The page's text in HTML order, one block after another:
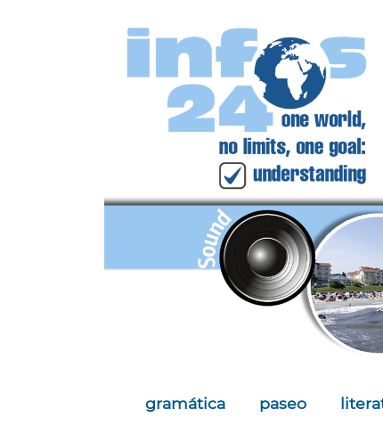
gramática paseo